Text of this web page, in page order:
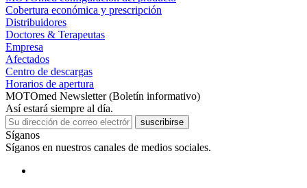
Cobertura económica y prescripción
Distribuidores
Doctores & Terapeutas
Empresa
Afectados
Centro de descargas
Horarios de apertura
MOTOmed Newsletter (Boletín informativo)
Así estará siempre al día.
suscribirse
Síganos
Síganos en nuestros canales de medios sociales.